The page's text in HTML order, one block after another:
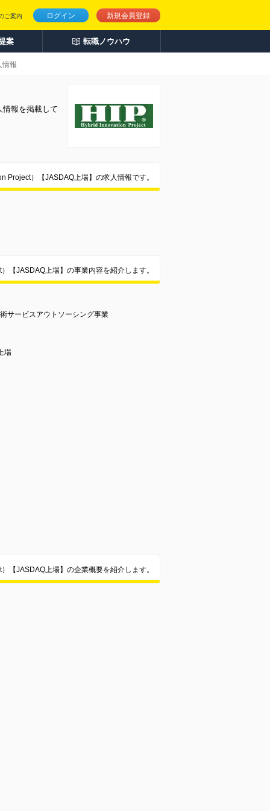
ログイン 新規会員登録
ご案内
案 転職ノウハウ
情報
報を掲載して
Project）【JASDAQ上場】の求人情報です。
【JASDAQ上場】の事業内容を紹介します。
サービスアウトソーシング事業
場
【JASDAQ上場】の企業概要を紹介します。